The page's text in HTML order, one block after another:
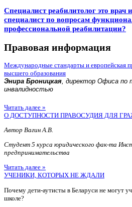
Специалист реабилитолог это
специалист по вопросам
профессиональной реабилитации?
Правовая информация
Международные стандарты и европейская
высшего образования
Энира Броницкая, директор Офиса по
инвалидностью
Читать далее »
О ДОСТУПНОСТИ ПРАВОСУДИЯ ДЛЯ
Автор Вагин А.В.
Студент 5 курса юридического фак-та
предпринимательства
Читать далее »
УЧЕНИКИ, КОТОРЫХ НЕ ЖДАЛИ
Почему дети-аутисты в Беларуси не могут
школе?